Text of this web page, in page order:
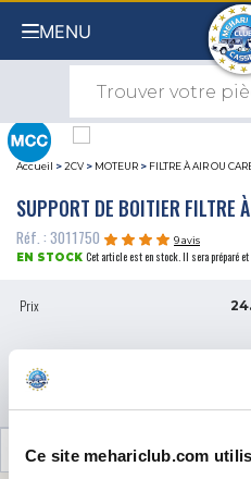
Ce site mehariclub.com
MENU
Accueil >2CV > MOTEUR > FILTRE À AIR OU
SUPPORT DE BOITIER FILTRE
Réf. : 3011750
9 avis
EN STOCK Cet article est en stock. Il sera préparé
Prix
AVIS CLIENTS (9)